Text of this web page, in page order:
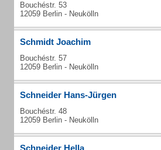
Bouchéstr. 53
12059 Berlin - Neukölln
Schmidt Joachim
Bouchéstr. 57
12059 Berlin - Neukölln
Schneider Hans-Jürgen
Bouchéstr. 48
12059 Berlin - Neukölln
Schneider Hella